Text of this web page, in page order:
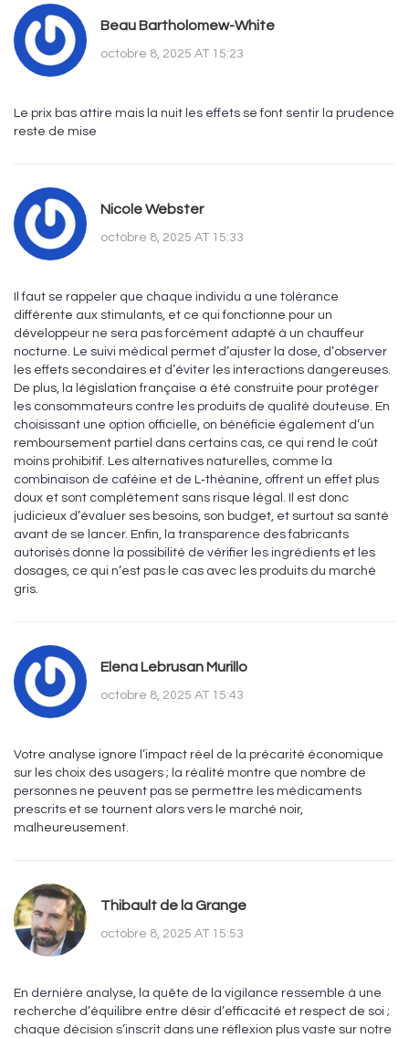
Beau Bartholomew-White
octobre 8, 2025 AT 15:23
Le prix bas attire mais la nuit les effets se font sentir la prudence
reste de mise
Nicole Webster
octobre 8, 2025 AT 15:33
Il faut se rappeler que chaque individu a une tolérance
différente aux stimulants, et ce qui fonctionne pour un
développeur ne sera pas forcément adapté à un chauffeur
nocturne. Le suivi médical permet d’ajuster la dose, d’observer
les effets secondaires et d’éviter les interactions dangereuses.
De plus, la législation française a été construite pour protéger
les consommateurs contre les produits de qualité douteuse. En
choisissant une option officielle, on bénéficie également d’un
remboursement partiel dans certains cas, ce qui rend le coût
moins prohibitif. Les alternatives naturelles, comme la
combinaison de caféine et de L‑théanine, offrent un effet plus
doux et sont complètement sans risque légal. Il est donc
judicieux d’évaluer ses besoins, son budget, et surtout sa santé
avant de se lancer. Enfin, la transparence des fabricants
autorisés donne la possibilité de vérifier les ingrédients et les
dosages, ce qui n’est pas le cas avec les produits du marché
gris.
Elena Lebrusan Murillo
octobre 8, 2025 AT 15:43
Votre analyse ignore l’impact réel de la précarité économique
sur les choix des usagers ; la réalité montre que nombre de
personnes ne peuvent pas se permettre les médicaments
prescrits et se tournent alors vers le marché noir,
malheureusement.
Thibault de la Grange
octobre 8, 2025 AT 15:53
En dernière analyse, la quête de la vigilance ressemble à une
recherche d’équilibre entre désir d’efficacité et respect de soi ;
chaque décision s’inscrit dans une réflexion plus vaste sur notre